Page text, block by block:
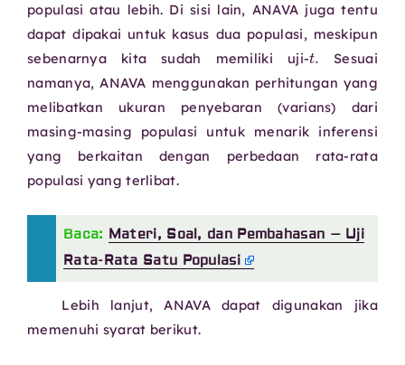
populasi atau lebih. Di sisi lain, ANAVA juga tentu
dapat dipakai untuk kasus dua populasi, meskipun
sebenarnya kita sudah memiliki uji-
.
Sesuai
namanya, ANAVA menggunakan perhitungan yang
melibatkan ukuran penyebaran (varians) dari
masing-masing populasi untuk menarik inferensi
yang berkaitan dengan perbedaan rata-rata
populasi yang terlibat.
Baca: Materi, Soal, dan Pembahasan – Uji
Rata-Rata Satu Populasi
Lebih lanjut, ANAVA dapat digunakan jika
memenuhi syarat berikut.